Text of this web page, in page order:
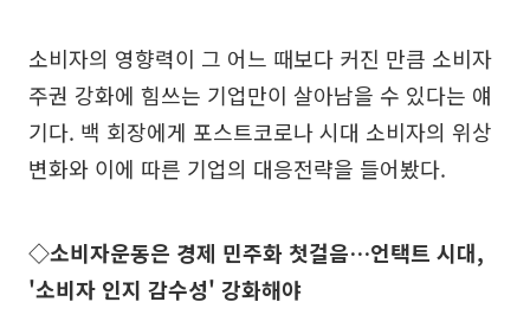
소비자의 영향력이 그 어느 때보다 커진 만큼 소비자
주권 강화에 힘쓰는 기업만이 살아남을 수 있다는 얘
기다. 백 회장에게 포스트코로나 시대 소비자의 위상
변화와 이에 따른 기업의 대응전략을 들어봤다.
◇소비자운동은 경제 민주화 첫걸음…언택트 시대,
'소비자 인지 감수성' 강화해야